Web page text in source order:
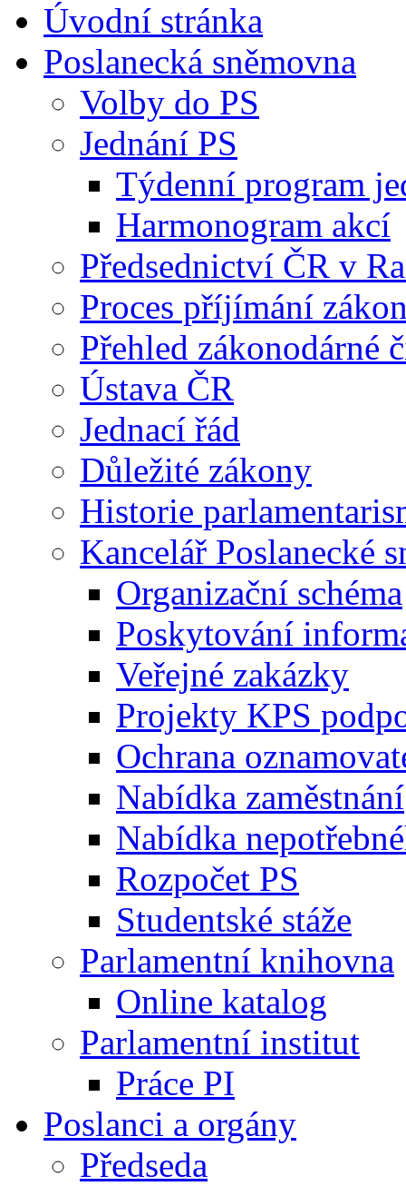
Úvodní stránka
Poslanecká sněmovna
Volby do PS
Jednání PS
Týdenní program
Harmonogram akcí
Předsednictví ČR v
Proces příjímání
Přehled zákonodárné
Ústava ČR
Jednací řád
Důležité zákony
Historie
Kancelář Poslanecké
Organizační schéma
Poskytování
Veřejné zakázky
Projekty KPS
Ochrana
Nabídka zaměstnání
Nabídka
Rozpočet PS
Studentské stáže
Parlamentní knihovna
Online katalog
Parlamentní institut
Práce PI
Poslanci a orgány
Předseda